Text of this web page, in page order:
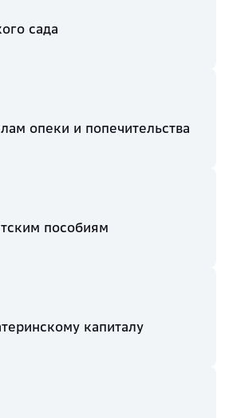
сада
опеки и попечительства
пособиям
капиталу